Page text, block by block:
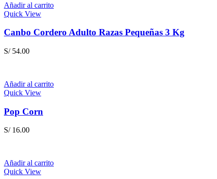
S/ 128.90.
Añadir al carrito
Quick View
Canbo Cordero Adulto Razas Pequeñas 3 Kg
S/54.00
Añadir al carrito
Quick View
Pop Corn
S/16.00
Añadir al carrito
Quick View